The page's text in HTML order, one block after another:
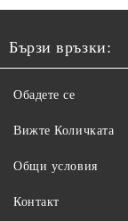
Бързи връзки:
Обадете се
Вижте Количката
Общи условия
Контакт